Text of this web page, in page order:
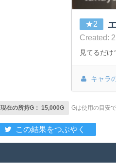
★2
Created:
見てるだけ
キャラ
現在の所持G： 15,000G Gは使用の目安
この結果をつぶやく